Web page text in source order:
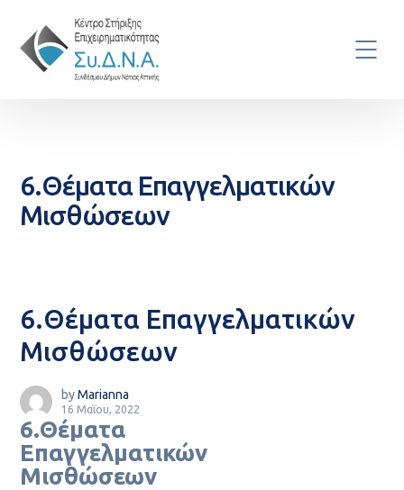
6.Θέματα Επαγγελματικών
Μισθώσεων
6.Θέματα Επαγγελματικών
Μισθώσεων
by Marianna
16 Μαΐου, 2022
6.Θέματα
Επαγγελματικών
Μισθώσεων